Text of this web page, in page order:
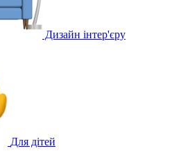
Дизайн інтер'єру
Для дітей